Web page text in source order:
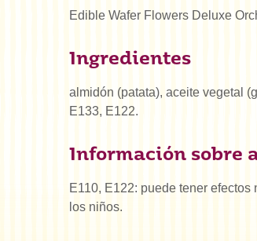
Edible Wafer Flowers Deluxe
Ingredientes
almidón (patata), aceite vegetal
E133, E122.
Información sobre
E110, E122: puede tener
los niños.